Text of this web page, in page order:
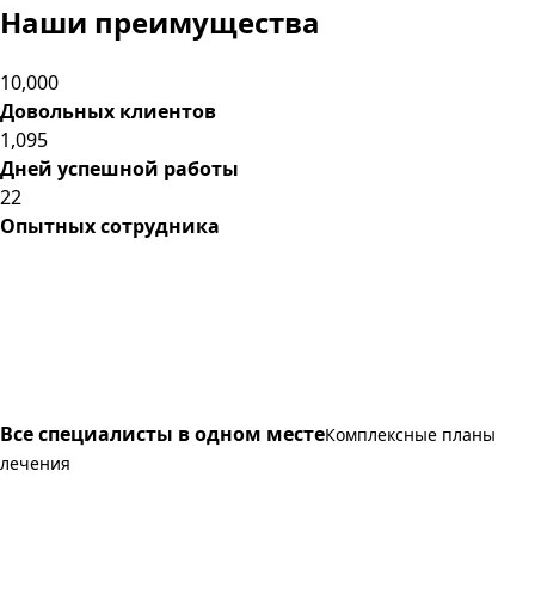
Наши преимущества
10,000
Довольных клиентов
1,095
Дней успешной работы
22
Опытных сотрудника
Все специалисты в одном местеКомплексные планы
лечения